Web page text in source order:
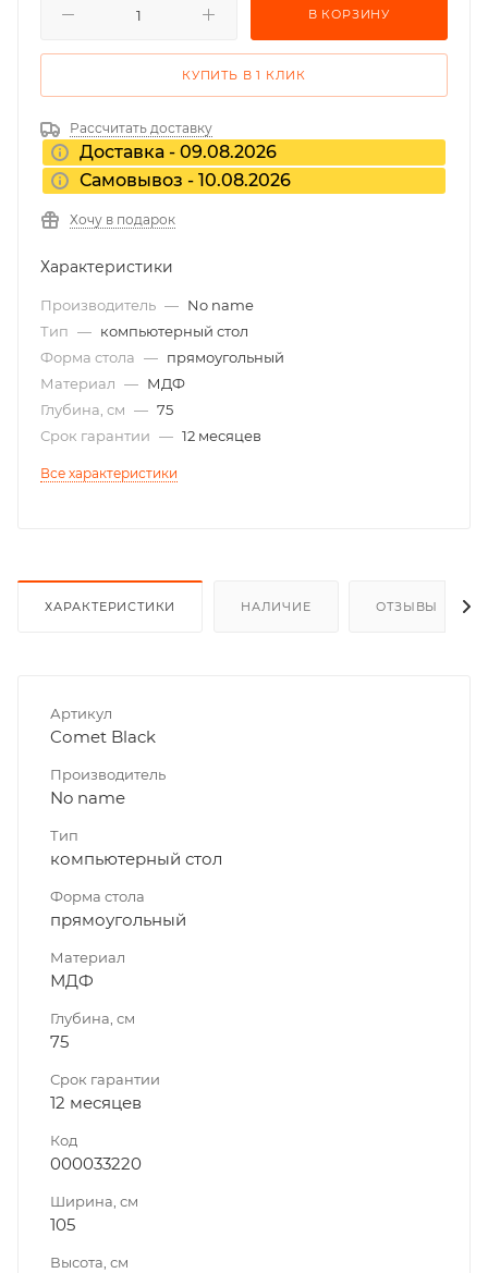
В КОРЗИНУ
КУПИТЬ В 1 КЛИК
Рассчитать доставку
Доставка - 09.08.2026
Самовывоз - 10.08.2026
Хочу в подарок
Характеристики
Производитель — No name
Тип — компьютерный стол
Форма стола — прямоугольный
Материал — МДФ
Глубина, см — 75
Срок гарантии — 12 месяцев
Все характеристики
ХАРАКТЕРИСТИКИ НАЛИЧИЕ ОТЗЫВЫ
Артикул
Cоmet Black
Производитель
No name
Тип
компьютерный стол
Форма стола
прямоугольный
Материал
МДФ
Глубина, см
75
Срок гарантии
12 месяцев
Код
000033220
Ширина, см
105
Высота, см